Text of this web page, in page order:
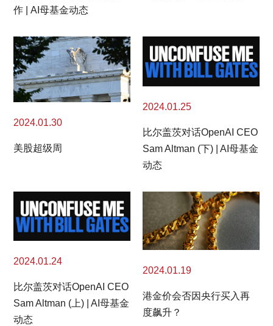
作 | AI母基金动态
2024.01.30
美股超级周
2024.01.25
比尔盖茨对话OpenAI CEO
Sam Altman (下) | AI母基金
动态
2024.01.24
比尔盖茨对话OpenAI CEO
Sam Altman (上) | AI母基金
动态
2024.01.19
港金价会否因央行买入再
度飙升？